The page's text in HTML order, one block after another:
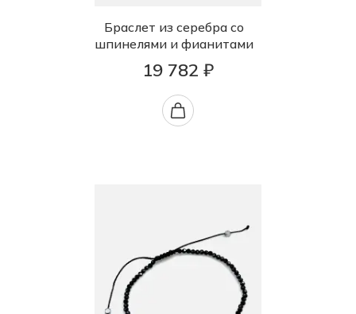
Браслет из серебра со
шпинелями и фианитами
19 782 ₽